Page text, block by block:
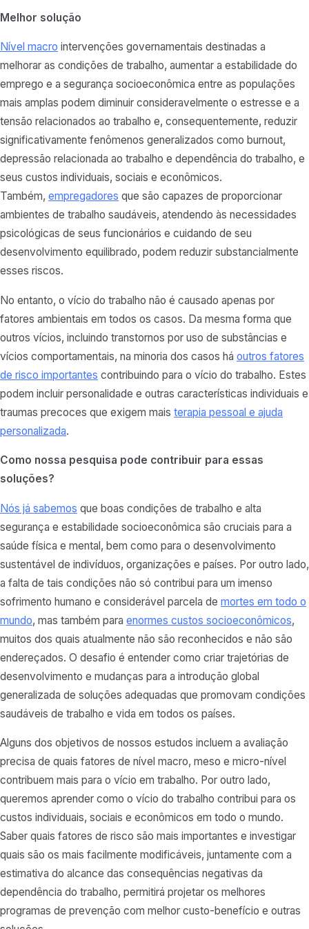
Melhor solução
Nível macro intervenções governamentais destinadas a
melhorar as condições de trabalho, aumentar a estabilidade do
emprego e a segurança socioeconômica entre as populações
mais amplas podem diminuir consideravelmente o estresse e a
tensão relacionados ao trabalho e, consequentemente, reduzir
significativamente fenômenos generalizados como burnout,
depressão relacionada ao trabalho e dependência do trabalho, e
seus custos individuais, sociais e econômicos.
Também, empregadores que são capazes de proporcionar
ambientes de trabalho saudáveis, atendendo às necessidades
psicológicas de seus funcionários e cuidando de seu
desenvolvimento equilibrado, podem reduzir substancialmente
esses riscos.
No entanto, o vício do trabalho não é causado apenas por
fatores ambientais em todos os casos. Da mesma forma que
outros vícios, incluindo transtornos por uso de substâncias e
vícios comportamentais, na minoria dos casos há outros fatores
de risco importantes contribuindo para o vício do trabalho. Estes
podem incluir personalidade e outras características individuais e
traumas precoces que exigem mais terapia pessoal e ajuda
personalizada.
Como nossa pesquisa pode contribuir para essas
soluções?
Nós já sabemos que boas condições de trabalho e alta
segurança e estabilidade socioeconômica são cruciais para a
saúde física e mental, bem como para o desenvolvimento
sustentável de indivíduos, organizações e países. Por outro lado,
a falta de tais condições não só contribui para um imenso
sofrimento humano e considerável parcela de mortes em todo o
mundo, mas também para enormes custos socioeconômicos,
muitos dos quais atualmente não são reconhecidos e não são
endereçados. O desafio é entender como criar trajetórias de
desenvolvimento e mudanças para a introdução global
generalizada de soluções adequadas que promovam condições
saudáveis de trabalho e vida em todos os países.
Alguns dos objetivos de nossos estudos incluem a avaliação
precisa de quais fatores de nível macro, meso e micro-nível
contribuem mais para o vício em trabalho. Por outro lado,
queremos aprender como o vício do trabalho contribui para os
custos individuais, sociais e econômicos em todo o mundo.
Saber quais fatores de risco são mais importantes e investigar
quais são os mais facilmente modificáveis, juntamente com a
estimativa do alcance das consequências negativas da
dependência do trabalho, permitirá projetar os melhores
programas de prevenção com melhor custo-benefício e outras